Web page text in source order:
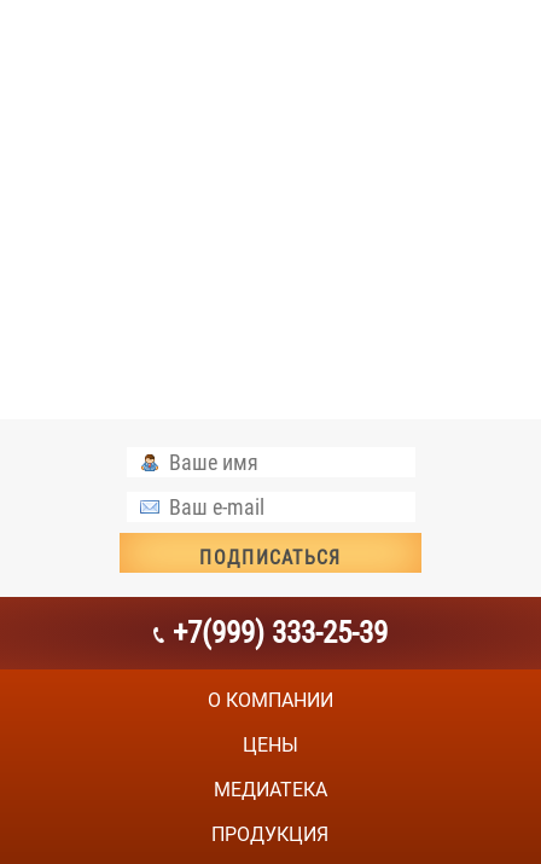
+7(999) 333-25-39
О КОМПАНИИ
ЦЕНЫ
МЕДИАТЕКА
ПРОДУКЦИЯ